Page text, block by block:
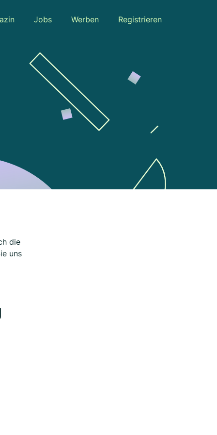
Jobs Werben Registrieren
die
uns